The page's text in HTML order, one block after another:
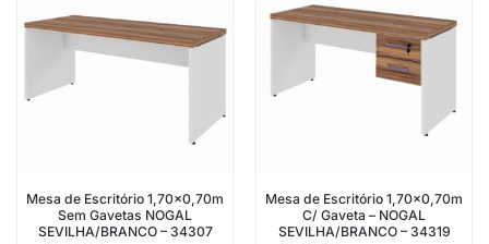
Mesa de Escritório 1,70×0,70m
Sem Gavetas NOGAL
SEVILHA/BRANCO – 34307
Mesa de Escritório 1,70×0,70m
C/ Gaveta – NOGAL
SEVILHA/BRANCO – 34319